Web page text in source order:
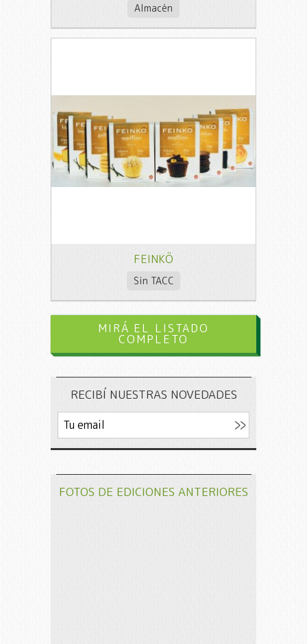
Almacén
FEINKÖ
Sin TACC
MIRÁ EL LISTADO
COMPLETO
RECIBÍ NUESTRAS NOVEDADES
FOTOS DE EDICIONES ANTERIORES